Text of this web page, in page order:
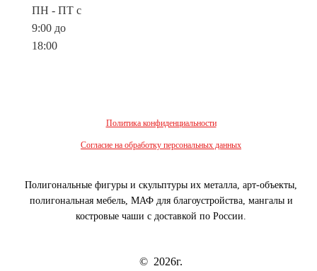
ПН - ПТ с
9:00 до
18:00
Политика конфиденциальности
Согласие на обработку персональных данных
Полигональные фигуры и скульптуры их металла, арт-объекты,
полигональная мебель, МАФ для благоустройства, мангалы и
костровые чаши с доставкой по России.
© 2026г.